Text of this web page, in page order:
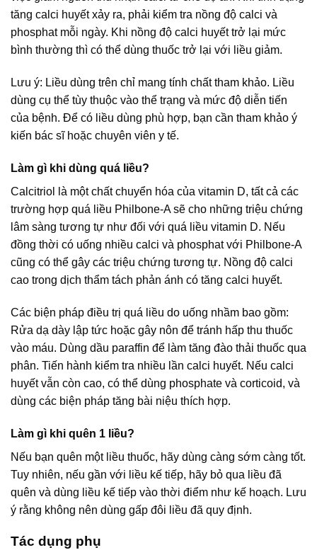
tăng calci huyết xảy ra, phải kiểm tra nồng độ calci và
phosphat mỗi ngày. Khi nồng độ calci huyết trở lại mức
bình thường thì có thể dùng thuốc trở lại với liều giảm.
Lưu ý: Liều dùng trên chỉ mang tính chất tham khảo. Liều
dùng cụ thể tùy thuộc vào thể trạng và mức độ diễn tiến
của bệnh. Để có liều dùng phù hợp, bạn cần tham khảo ý
kiến bác sĩ hoặc chuyên viên y tế.
Làm gì khi dùng quá liều?
Calcitriol là một chất chuyển hóa của vitamin D, tất cả các
trường hợp quá liều Philbone-A sẽ cho những triệu chứng
lâm sàng tương tự như đối với quá liều vitamin D. Nếu
đồng thời có uống nhiều calci và phosphat với Philbone-A
cũng có thể gây các triệu chứng tương tự. Nồng độ calci
cao trong dịch thẩm tách phản ánh có tăng calci huyết.
Các biện pháp điều trị quá liều do uống nhầm bao gồm:
Rửa dạ dày lập tức hoặc gây nôn để tránh hấp thu thuốc
vào máu. Dùng dầu paraffin để làm tăng đào thải thuốc qua
phân. Tiến hành kiểm tra nhiều lần calci huyết. Nếu calci
huyết vẫn còn cao, có thể dùng phosphate và corticoid, và
dùng các biện pháp tăng bài niệu thích hợp.
Làm gì khi quên 1 liều?
Nếu bạn quên một liều thuốc, hãy dùng càng sớm càng tốt.
Tuy nhiên, nếu gần với liều kế tiếp, hãy bỏ qua liều đã
quên và dùng liều kế tiếp vào thời điểm như kế hoạch. Lưu
ý rằng không nên dùng gấp đôi liều đã quy định.
Tác dụng phụ